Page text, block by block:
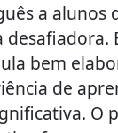
a alunos
desafiadora.
bem
de
O